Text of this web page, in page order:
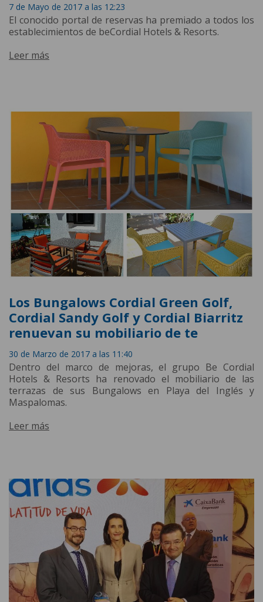
7 de Mayo de 2017 a las 12:23
El conocido portal de reservas ha premiado a todos los
establecimientos de beCordial Hotels & Resorts.
Leer más
Los Bungalows Cordial Green Golf,
Cordial Sandy Golf y Cordial Biarritz
renuevan su mobiliario de te
30 de Marzo de 2017 a las 11:40
Dentro del marco de mejoras, el grupo Be Cordial
Hotels & Resorts ha renovado el mobiliario de las
terrazas de sus Bungalows en Playa del Inglés y
Maspalomas.
Leer más